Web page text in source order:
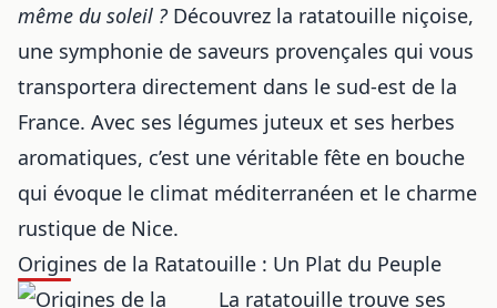
même du soleil ?Découvrez la ratatouille niçoise,
une symphonie de saveurs provençales qui vous
transportera directement dans le sud-est de la
France. Avec ses légumes juteux et ses herbes
aromatiques, c’est une véritable fête en bouche
qui évoque le climat méditerranéen et le charme
rustique de Nice.
Origines de la Ratatouille : Un Plat du Peuple
La ratatouille trouve ses